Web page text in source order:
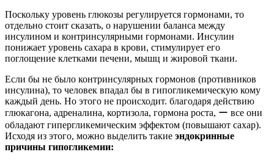
Поскольку уровень глюкозы регулируется гормонами, то
отдельно стоит сказать, о нарушении баланса между
инсулином и контринсулярными гормонами. Инсулин
понижает уровень сахара в крови, стимулирует его
поглощение клетками печени, мышц и жировой ткани.
Если бы не было контринсулярных гормонов (противников
инсулина), то человек впадал бы в гипогликемическую кому
каждый день. Но этого не происходит. благодаря действию
глюкагона, адреналина, кортизола, гормона роста, ー все они
обладают гипергликемическим эффектом (повышают сахар).
Исходя из этого, можно выделить такие эндокринные
причины гипогликемии: